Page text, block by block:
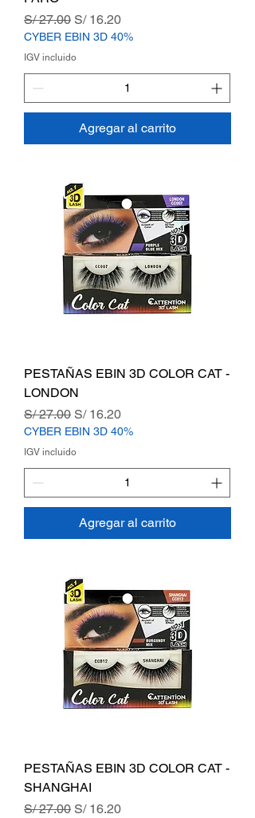
Precio
S/ 27.00 Precio de oferta
S/ 16.20
CYBER EBIN 3D 40%
IGV incluido
Agregar al carrito
PESTAÑAS EBIN 3D COLOR CAT -
LONDON
Precio
S/ 27.00 Precio de oferta
S/ 16.20
CYBER EBIN 3D 40%
IGV incluido
Agregar al carrito
PESTAÑAS EBIN 3D COLOR CAT -
SHANGHAI
Precio
S/ 27.00 Precio de oferta
S/ 16.20